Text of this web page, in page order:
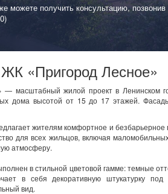
можете получить консультацию,
«Пригород Лесное»
— масштабный жилой проект в Ленинском
дома высотой от 15 до 17 этажей.
жителям комфортное и
для всех жильцов, включая
атмосферу.
в стильной цветовой гамме: темные
в себя декоративную штукатурку
вид.